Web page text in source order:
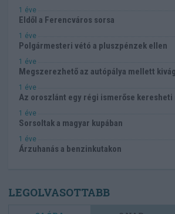
1 éve
Eldől a Ferencváros sorsa
1 éve
Polgármesteri vétó a pluszpénzek ellen
1 éve
Megszerezhető az autópálya mellett
1 éve
Az oroszlánt egy régi ismerőse keresheti
1 éve
Sorsoltak a magyar kupában
1 éve
Árzuhanás a benzinkutakon
LEGOLVASOTTABB